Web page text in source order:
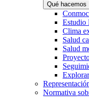
Qué hacemos
Estudio
Clima
Salud
Salud
Normativa